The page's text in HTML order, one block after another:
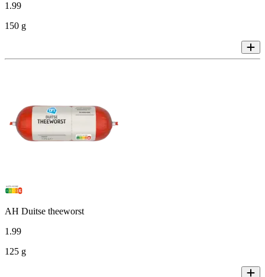
1.99
150 g
AH Duitse theeworst
1.99
125 g